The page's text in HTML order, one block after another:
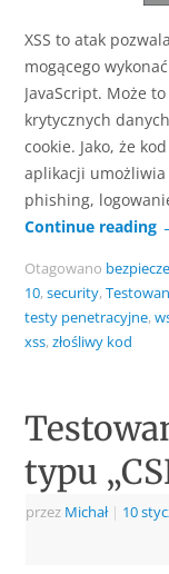
XSS to atak
mogącego
JavaScript. Może
krytycznych
cookie. Jako, że
aplikacji
phishing,
Continue reading
Otagowano
10,security,
testy penetracyjne,
xss,złośliwy kod
typu
przez Michał | 10